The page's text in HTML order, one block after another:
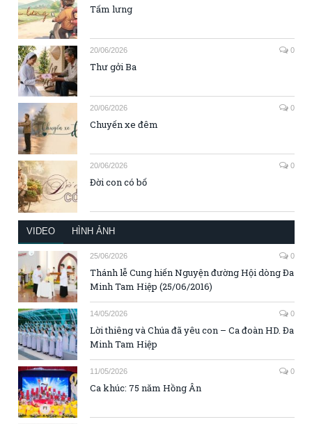
Tấm lưng
20/06/2026 0
Thư gởi Ba
20/06/2026 0
Chuyến xe đêm
20/06/2026 0
Đời con có bố
VIDEO HÌNH ẢNH
25/06/2026 0
Thánh lễ Cung hiến Nguyện đường Hội dòng Đa
Minh Tam Hiệp (25/06/2016)
14/05/2026 0
Lời thiêng và Chúa đã yêu con – Ca đoàn HD. Đa
Minh Tam Hiệp
11/05/2026 0
Ca khúc: 75 năm Hồng Ân